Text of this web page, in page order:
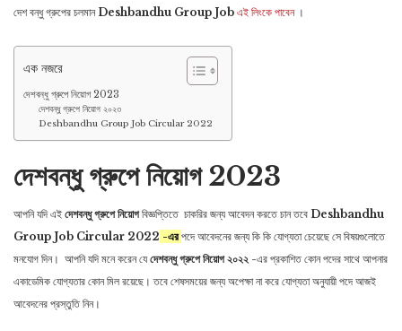
দেশ বন্ধু গ্রুপের চলমানDeshbandhu Group Job এই লিংকে পাবেন।
এক নজরে
দেশবন্ধু গ্রুপে নিয়োগ 2023
দেশবন্ধু গ্রুপে নিয়োগ ২০২৩
Deshbandhu Group Job Circular 2022
দেশবন্ধু গ্রুপে নিয়োগ 2023
আপনি যদি এই দেশবন্ধু গ্রুপে নিয়োগবিজ্ঞপ্তিতে চাকরির জন্য আবেদন করতে চান তবে Deshbandhu
Group Job Circular 2022 -এরপদে আবেদনের জন্য কি কি যোগ্যতা চেয়েছে সে বিষয়গুলোতে
মনযোগ দিন। আপনি যদি মনে করেন যেদেশবন্ধু গ্রুপে নিয়োগ ২০২২ -এর প্রকাশিত কোন পদের সাথে আপনার
একাডেমিক যোগ্যতার কোন মিল রয়েছে। তবে শেষসময়ের জন্য অপেক্ষা না করে যোগ্যতা অনুযায়ী পদে আজই
আবেদনের প্রস্তুতি নিন।